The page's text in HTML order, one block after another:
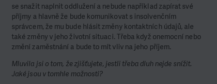
se snažit naplnit oddlužení a nebude například zapírat své
příjmy a hlavně že bude komunikovat s insolvenčním
správcem, že mu bude hlásit změny kontaktních údajů, ale
také změny v jeho životní situaci. Třeba když onemocní nebo
změní zaměstnání a bude to mít vliv na jeho příjem.
Mluvila jsi o tom, že zjišťujete, jestli třeba dluh nejde snížit.
Jaké jsou v tomhle možnosti?